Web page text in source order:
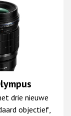
drie nieuwe
objectief,